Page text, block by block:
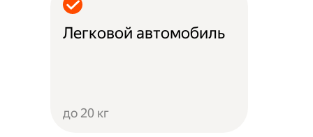
Легковой автомобиль
до 20 кг